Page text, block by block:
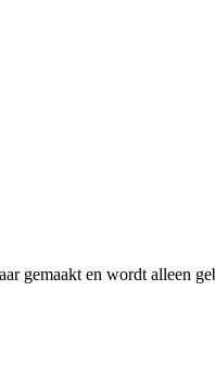
gemaakt en wordt alleen